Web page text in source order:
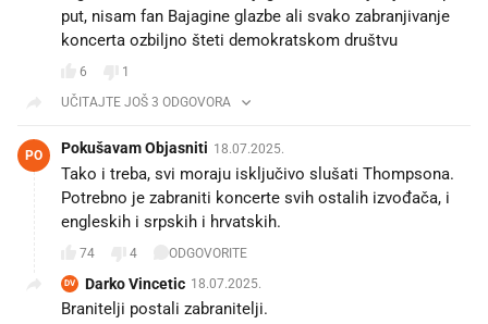
put, nisam fan Bajagine glazbe ali svako zabranjivanje
koncerta ozbiljno šteti demokratskom društvu
6
1
UČITAJTE JOŠ 3 ODGOVORA
PO Pokušavam Objasniti 18.07.2025.
Tako i treba, svi moraju isključivo slušati Thompsona.
Potrebno je zabraniti koncerte svih ostalih izvođača, i
engleskih i srpskih i hrvatskih.
74 4 ODGOVORITE
DV Darko Vincetic 18.07.2025.
Branitelji postali zabranitelji.